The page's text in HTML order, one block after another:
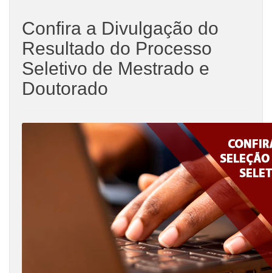
Confira a Divulgação do
Resultado do Processo
Seletivo de Mestrado e
Doutorado